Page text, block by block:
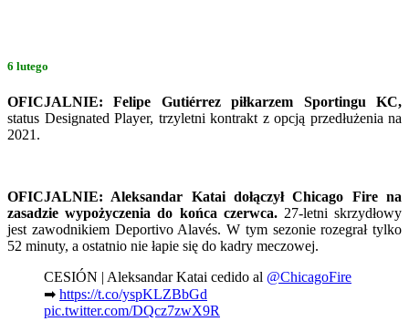
6 lutego
OFICJALNIE: Felipe Gutiérrez piłkarzem Sportingu KC,
status Designated Player, trzyletni kontrakt z opcją przedłużenia na
2021.
OFICJALNIE: Aleksandar Katai dołączył Chicago Fire na
zasadzie wypożyczenia do końca czerwca.27-letni skrzydłowy
jest zawodnikiem Deportivo Alavés. W tym sezonie rozegrał tylko
52 minuty, a ostatnio nie łapie się do kadry meczowej.
CESIÓN | Aleksandar Katai cedido al @ChicagoFire
➡ https://t.co/yspKLZBbGd
pic.twitter.com/DQcz7zwX9R